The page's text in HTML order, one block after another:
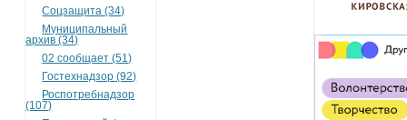
Соцзащита (34)
Муниципальный
архив (34)
02 сообщает (51)
Гостехнадзор (92)
Роспотребнадзор
(107)